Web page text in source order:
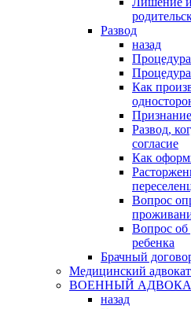
Развод
назад
Как
Развод,
согласие
Как
Вопрос
Вопрос об
ребенка
Брачный
Медицинский адвокат
ВОЕННЫЙ
назад